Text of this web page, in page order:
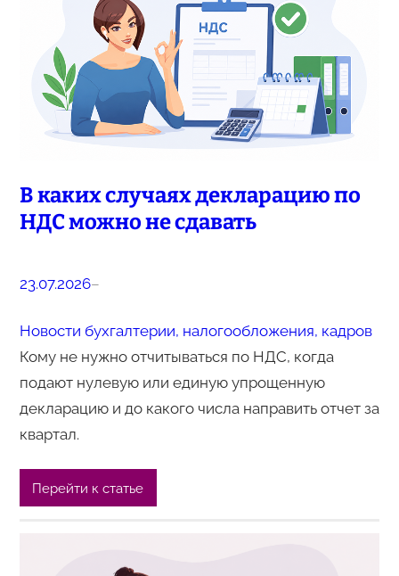
В каких случаях декларацию по
НДС можно не сдавать
23.07.2026–
Новости бухгалтерии, налогообложения, кадров
Кому не нужно отчитываться по НДС, когда
подают нулевую или единую упрощенную
декларацию и до какого числа направить отчет за
квартал.
Перейти к статье